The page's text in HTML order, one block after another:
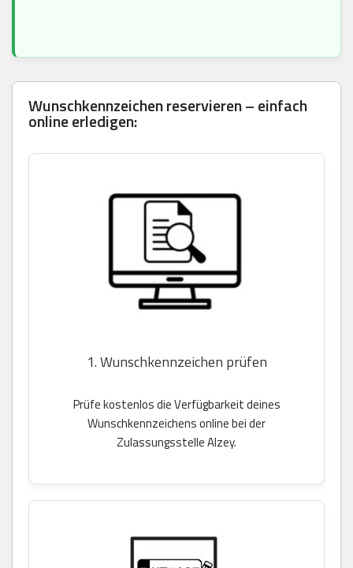
Wunschkennzeichen reservieren – einfach
online erledigen:
1. Wunschkennzeichen prüfen
Prüfe kostenlos die Verfügbarkeit deines
Wunschkennzeichens online bei der
Zulassungsstelle Alzey.